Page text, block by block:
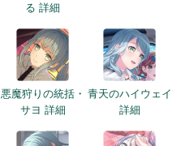
る 詳細
悪魔狩りの統括・
サヨ 詳細
青天のハイウェイ
詳細